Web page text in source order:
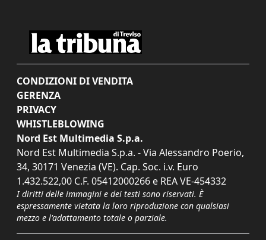
CONDIZIONI DI VENDITA
GERENZA
PRIVACY
WHISTLEBLOWING
Nord Est Multimedia S.p.a.
Nord Est Multimedia S.p.a. - Via Alessandro Poerio,
34, 30171 Venezia (VE). Cap. Soc. i.v. Euro
1.432.522,00 C.F. 05412000266 e REA VE-454332
I diritti delle immagini e dei testi sono riservati. È
espressamente vietata la loro riproduzione con qualsiasi
mezzo e l'adattamento totale o parziale.